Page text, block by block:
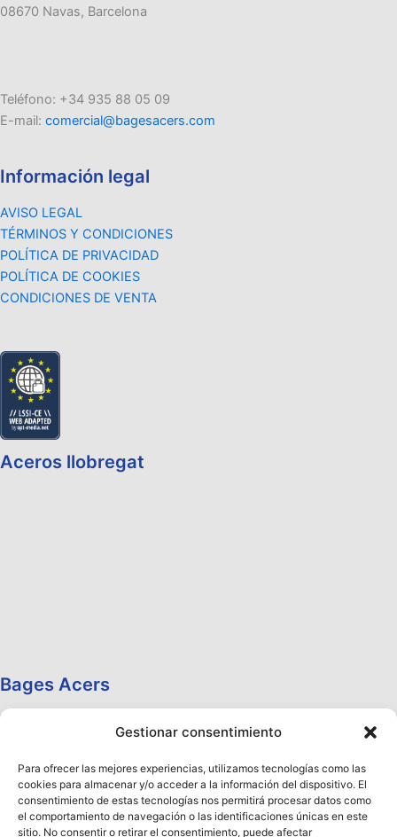
Gestionar consentimiento
Para ofrecer las mejores experiencias, utilizamos tecnologías como las
cookies para almacenar y/o acceder a la información del dispositivo. El
consentimiento de estas tecnologías nos permitirá procesar datos como
el comportamiento de navegación o las identificaciones únicas en este
sitio. No consentir o retirar el consentimiento, puede afectar
08670 Navas, Barcelona
Teléfono: +34 935 88 05 09
E-mail: comercial@bagesacers.com
Información legal
AVISO LEGAL
TÉRMINOS Y CONDICIONES
POLÍTICA DE PRIVACIDAD
POLÍTICA DE COOKIES
CONDICIONES DE VENTA
Aceros llobregat
Bages Acers